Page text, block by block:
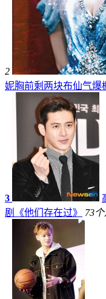
2
妮胸前剩两块布仙气爆
3
剧《他们存在过》
73